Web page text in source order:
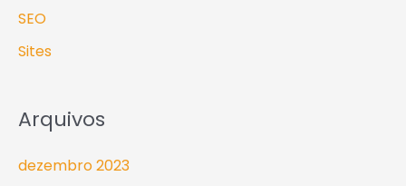
SEO
Sites
Arquivos
dezembro 2023